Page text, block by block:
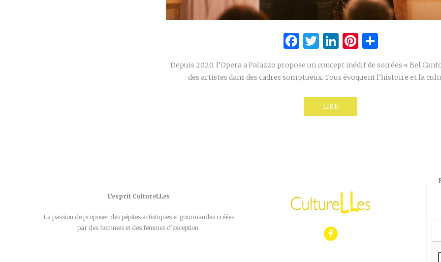
Facebook
Twitter
LinkedIn
Pinterest
Depuis 2020, l’Opera a Palazzo propose un concept inédit de soirées « Bel
des artistes dans des cadres somptueux. Tous évoquent l’histoire et la
LIRE
L’esprit CultureLLes
La passion de proposer des pépites artistiques et gourmandes créées
par des hommes et des femmes d’exception.